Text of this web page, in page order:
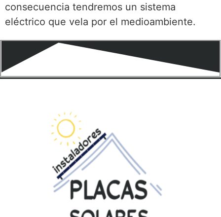
consecuencia tendremos un sistema
eléctrico que vela por el medioambiente.